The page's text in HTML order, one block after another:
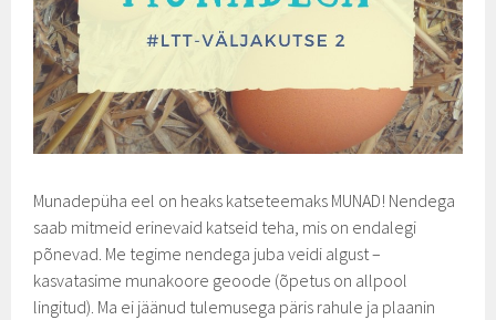
Munadepüha eel on heaks katseteemaks MUNAD! Nendega
saab mitmeid erinevaid katseid teha, mis on endalegi
põnevad. Me tegime nendega juba veidi algust –
kasvatasime munakoore geoode (õpetus on allpool
lingitud). Ma ei jäänud tulemusega päris rahule ja plaanin